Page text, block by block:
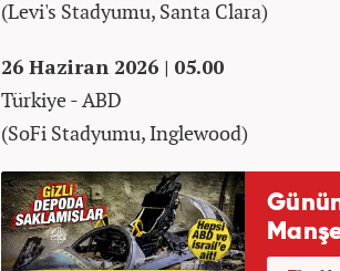
(Levi's Stadyumu, Santa Clara)
26 Haziran 2026 | 05.00
Türkiye - ABD
(SoFi Stadyumu, Inglewood)